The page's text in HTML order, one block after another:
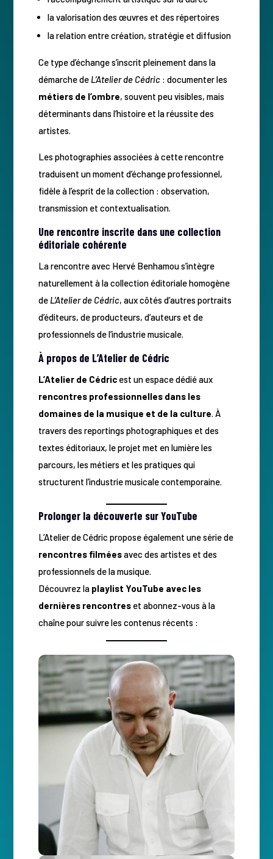
la valorisation des œuvres et des répertoires
la relation entre création, stratégie et diffusion
Ce type d’échange s’inscrit pleinement dans la
démarche de L’Atelier de Cédric: documenter les
métiers de l’ombre, souvent peu visibles, mais
déterminants dans l’histoire et la réussite des
artistes.
Les photographies associées à cette rencontre
traduisent un moment d’échange professionnel,
fidèle à l’esprit de la collection : observation,
transmission et contextualisation.
Une rencontre inscrite dans une collection
éditoriale cohérente
La rencontre avec Hervé Benhamou s’intègre
naturellement à la collection éditoriale homogène
de L’Atelier de Cédric, aux côtés d’autres portraits
d’éditeurs, de producteurs, d’auteurs et de
professionnels de l’industrie musicale.
À propos de L’Atelier de Cédric
L’Atelier de Cédricest un espace dédié aux
rencontres professionnelles dans les
domaines de la musique et de la culture. À
travers des reportings photographiques et des
textes éditoriaux, le projet met en lumière les
parcours, les métiers et les pratiques qui
structurent l’industrie musicale contemporaine.
Prolonger la découverte sur YouTube
L’Atelier de Cédric propose également une série de
rencontres filméesavec des artistes et des
professionnels de la musique.
Découvrez la playlist YouTube avec les
dernières rencontreset abonnez-vous à la
chaîne pour suivre les contenus récents :